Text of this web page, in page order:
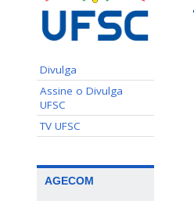
Divulga
Assine o Divulga
UFSC
TV UFSC
AGECOM